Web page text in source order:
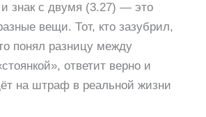
знак с двумя (3.27) — это
вещи. Тот, кто зазубрил,
понял разницу между
ответит верно и
на штраф в реальной жизни